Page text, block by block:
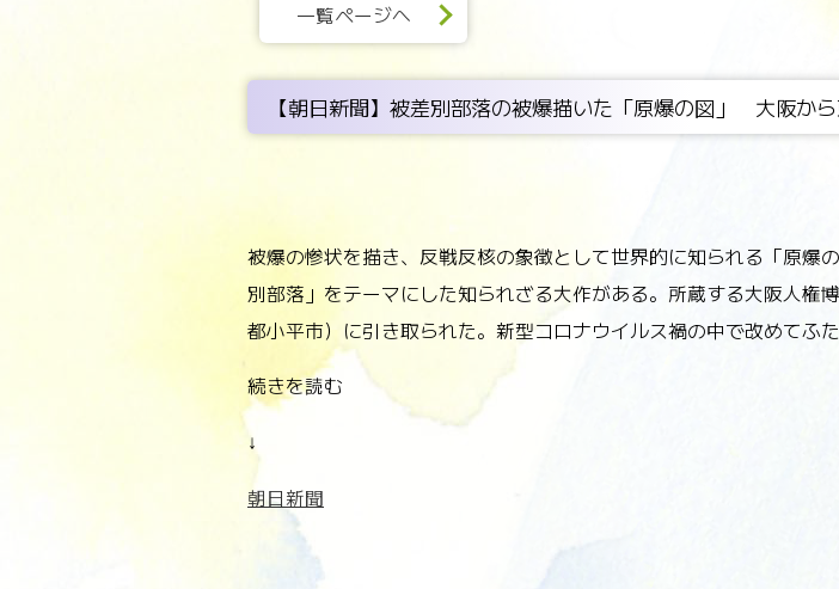
一覧ページへ
【朝日新聞】被差別部落の被爆描いた「原爆の図」 大阪か
被爆の惨状を描き、反戦反核の象徴として世界的に知られる「原爆
別部落」をテーマにした知られざる大作がある。所蔵する大阪人権
都小平市）に引き取られた。新型コロナウイルス禍の中で改めてふ
続きを読む
↓
朝日新聞